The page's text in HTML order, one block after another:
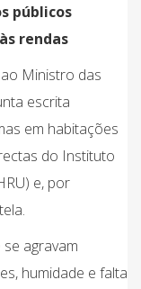
públicos
rendas
Ministro das
escrita
em habitações
do Instituto
e, por
agravam
humidade e falta